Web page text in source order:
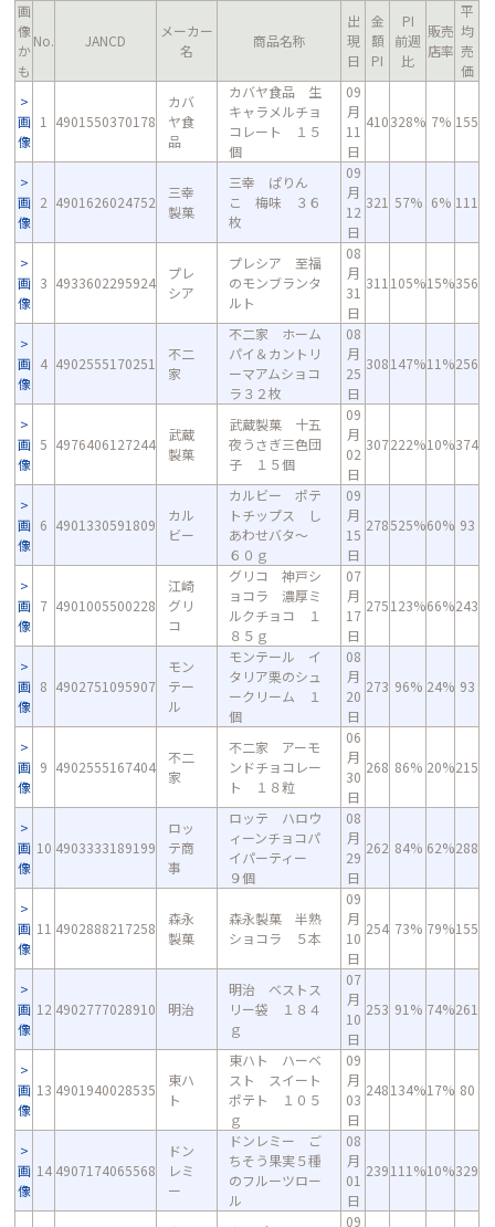
画
像
か
も
No. JANCD
メーカー
名
商品名称
出
現
日
金
額
PI
PI
前週
比
販売
店率
平
均
売
価
画
像
1 4901550370178
カバ
ヤ食
品
カバヤ食品 生
キャラメルチョ
コレート １５
個
09
月
11
日
410328% 7% 155
画
像
2 4901626024752
三幸
製菓
三幸 ぱりん
こ 梅味 ３６
枚
09
月
12
日
321 57% 6% 111
画
像
3 4933602295924
プレ
シア
プレシア 至福
のモンブランタ
ルト
08
月
31
日
311 105%15%356
画
像
4 4902555170251
不二
家
不二家 ホーム
パイ＆カントリ
ーマアムショコ
ラ３２枚
08
月
25
日
308147%11%256
画
像
5 4976406127244
武蔵
製菓
武蔵製菓 十五
夜うさぎ三色団
子 １５個
09
月
02
日
307222%10%374
画
像
6 4901330591809
カル
ビー
カルビー ポテ
トチップス し
あわせバタ～
６０ｇ
09
月
15
日
278525%60% 93
画
像
7 4901005500228
江崎
グリ
コ
グリコ 神戸シ
ョコラ 濃厚ミ
ルクチョコ １
８５ｇ
07
月
17
日
275123%66%243
画
像
8 4902751095907
モン
テー
ル
モンテール イ
タリア栗のシュ
ークリーム １
個
08
月
20
日
273 96% 24% 93
画
像
9 4902555167404
不二
家
不二家 アーモ
ンドチョコレー
ト １８粒
06
月
30
日
268 86% 20%215
画
像
10 4903333189199
ロッ
テ商
事
ロッテ ハロウ
ィーンチョコパ
イパーティー
９個
08
月
29
日
262 84% 62%288
画
像
11 4902888217258
森永
製菓
森永製菓 半熟
ショコラ ５本
09
月
10
日
254 73% 79%155
画
像
12 4902777028910 明治
明治 ベストス
リー袋 １８４
ｇ
07
月
10
日
253 91% 74%261
画
像
13 4901940028535
東ハ
ト
東ハト ハーベ
スト スイート
ポテト １０５
ｇ
09
月
03
日
248134%17% 80
画
像
14 4907174065568
ドン
レミ
ー
ドンレミー ご
ちそう果実５種
のフルーツロー
ル
08
月
01
日
239111%10%329
09